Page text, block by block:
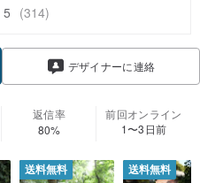
5 (314)
デザイナーに連絡
返信率
80%
前回オンライン
1〜3日前
送料無料 送料無料